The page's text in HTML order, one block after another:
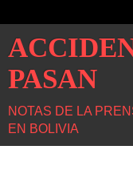
PASAN
NOTAS DE LA
EN BOLIVIA